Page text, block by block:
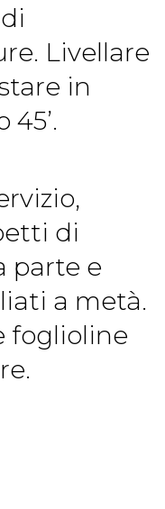
Livellare
in
di
parte e
a metà.
foglioline